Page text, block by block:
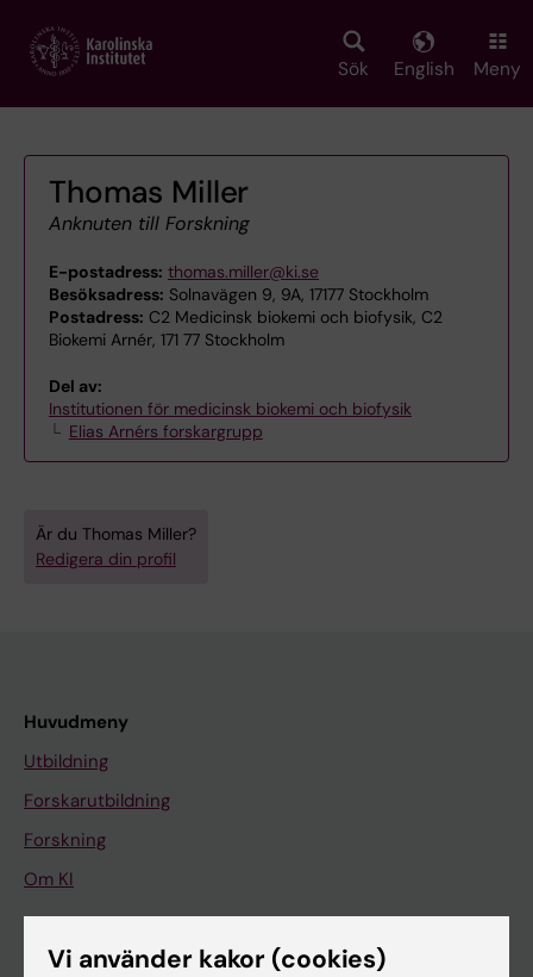
main
Sök English Meny
Thomas Miller
Anknuten till Forskning
E-postadress: thomas.miller@ki.se
Besöksadress: Solnavägen 9, 9A, 17177 Stockholm
Postadress: C2 Medicinsk biokemi och biofysik, C2
Biokemi Arnér, 171 77 Stockholm
Del av:
Institutionen för medicinsk biokemi och biofysik
Elias Arnérs forskargrupp
Är du Thomas Miller?
Redigera din profil
Huvudmeny
Utbildning
Forskarutbildning
Forskning
Om KI
På gång
Vi använder kakor (cookies)